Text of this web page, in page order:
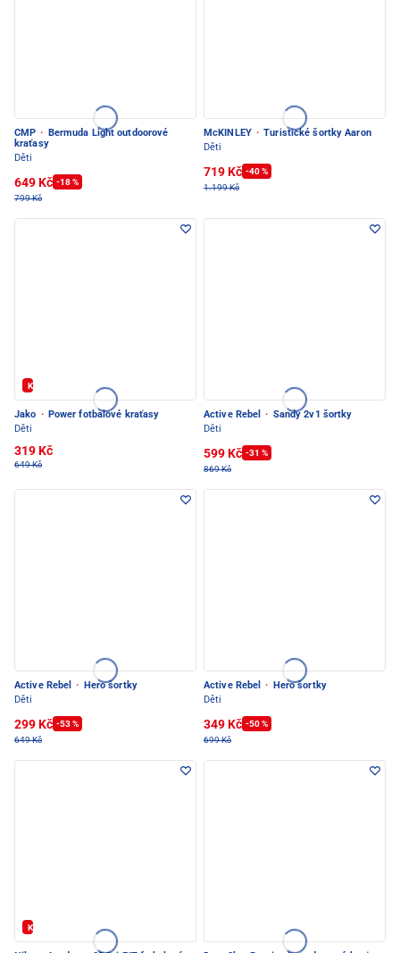
CMP ·
Bermuda Light outdoorové
kraťasy
Děti
649 Kč -18 %
799 Kč
McKINLEY · Turistické šortky Aaron
Děti
719 Kč -40 %
1.199 Kč
Kód: FOTBAL20
Jako · Power fotbalové kraťasy
Děti
319 Kč
649 Kč
Active Rebel · Sandy 2v1 šortky
Děti
599 Kč -31 %
869 Kč
Active Rebel ·
Hero šortky
Děti
299 Kč -53 %
649 Kč
Active Rebel ·
Hero šortky
Děti
349 Kč -50 %
699 Kč
Kód: FOTBAL20